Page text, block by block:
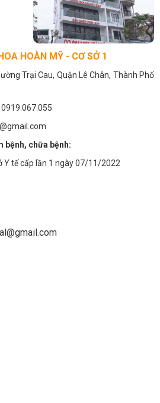
HOÀN MỸ - CƠ SỞ 1
Trại Cau, Quận Lê Chân, Thành Phố
0919.067.055
bệnh, chữa bệnh:
Y tế cấp lần 1 ngày 07/11/2022